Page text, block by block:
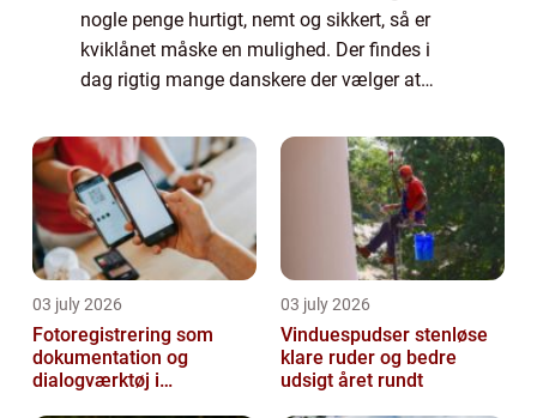
nogle penge hurtigt, nemt og sikkert, så er
kviklånet måske en mulighed. Der findes i
dag rigtig mange danskere der vælger at
rigtig mange der glemmer at sætte sig ind ...
03 july 2026
Fotoregistrering som
dokumentation og
dialogværktøj i
03 july 2026
Vinduespudser stenløse
klare ruder og bedre
udsigt året rundt